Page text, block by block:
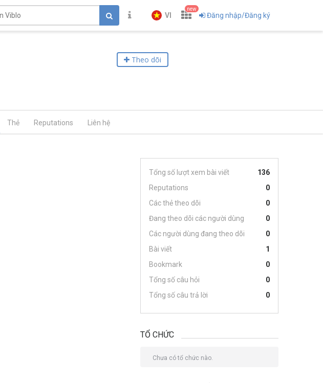
VI
new
Đăng nhập/Đăng ký
Theo dõi
Thẻ Reputations Liên hệ
Tổng số lượt xem bài viết
136
Reputations
0
Các thẻ theo dõi
0
Đang theo dõi các người dùng
0
Các người dùng đang theo dõi
0
Bài viết
1
Bookmark
0
Tổng số câu hỏi
0
Tổng số câu trả lời
0
TỔ CHỨC
Chưa có tổ chức nào.